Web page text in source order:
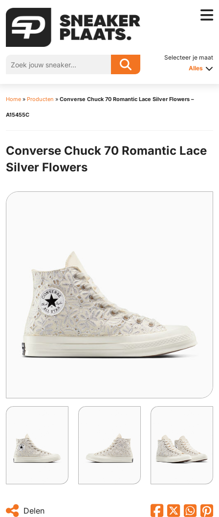
Selecteer je maat
Alles
Home » Producten » Converse Chuck 70 Romantic Lace Silver Flowers –
A15455C
Converse Chuck 70 Romantic Lace
Silver Flowers
Delen